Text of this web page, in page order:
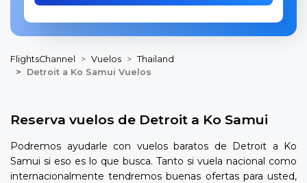
FlightsChannel Vuelos
Thailand
Detroit a Ko Samui Vuelos
Reserva vuelos de Detroit a Ko Samui
Podremos ayudarle con vuelos baratos de Detroit a Ko
Samui si eso es lo que busca. Tanto si vuela nacional como
internacionalmente tendremos buenas ofertas para usted,